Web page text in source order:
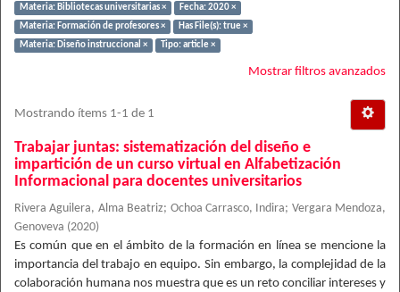
Materia: Bibliotecas universitarias ×
Fecha: 2020 ×
Materia: Formación de profesores ×
Has File(s): true ×
Materia: Diseño instruccional ×
Tipo: article ×
Mostrar filtros avanzados
Mostrando ítems 1-1 de 1
Trabajar juntas: sistematización del diseño e
impartición de un curso virtual en Alfabetización
Informacional para docentes universitarios
Rivera Aguilera, Alma Beatriz; Ochoa Carrasco, Indira; Vergara Mendoza,
Genoveva (2020)
Es común que en el ámbito de la formación en línea se mencione la
importancia del trabajo en equipo. Sin embargo, la complejidad de la
colaboración humana nos muestra que es un reto conciliar intereses y